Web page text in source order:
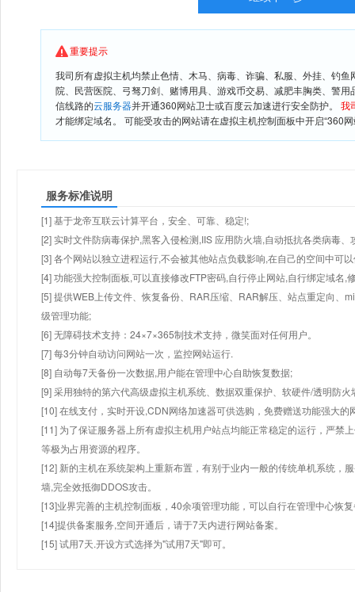
重要提示
我司所有虚拟主机均禁止色情、木马、病毒、诈骗、私服、外挂、钓
院、民营医院、弓驽刀剑、赌博用具、游戏币交易、减肥丰胸类、警
信线路的云服务器并开通360网站卫士或百度云加速进行安全防护。 我
才能绑定域名。 可能受攻击的网站请在虚拟主机控制面板中开启“360
服务标准说明
[1] 基于龙帝互联云计算平台，安全、可靠、稳定!;
[2] 实时文件防病毒保护,黑客入侵检测,IIS 应用防火墙,自动抵抗各类病毒、
[3] 各个网站以独立进程运行,不会被其他站点负载影响,在自己的空间中可
[4] 功能强大控制面板,可以直接修改FTP密码,自行停止网站,自行绑定域名,
[5] 提供WEB上传文件、恢复备份、RAR压缩、RAR解压、站点重定向、
级管理功能;
[6] 无障碍技术支持：24×7×365制技术支持，微笑面对任何用户。
[7] 每3分钟自动访问网站一次，监控网站运行.
[8] 自动每7天备份一次数据,用户能在管理中心自助恢复数据;
[9] 采用独特的第六代高级虚拟主机系统、数据双重保护、软硬件/透明防火
[10] 在线支付，实时开设,CDN网络加速器可供选购，免费赠送功能强大
[11] 为了保证服务器上所有虚拟主机用户站点均能正常稳定的运行，严禁
等极为占用资源的程序。
[12] 新的主机在系统架构上重新布置，有别于业内一般的传统单机系统，
墙,完全效抵御DDOS攻击。
[13]业界完善的主机控制面板，40余项管理功能，可以自行在管理中心恢
[14]提供备案服务,空间开通后，请于7天内进行网站备案。
[15] 试用7天.开设方式选择为"试用7天"即可。